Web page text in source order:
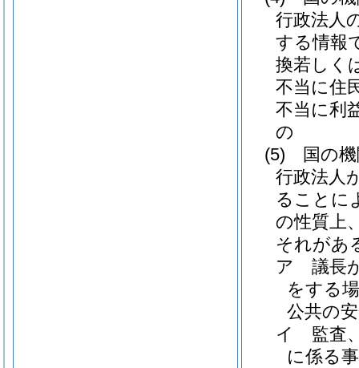
行政法人
する情報
換若しく
不当に住
不当に利
の
(5)
国の
行政法人
ることに
の性質上
それがあ
ア
議長
をする
公共の
イ
監査
に係る